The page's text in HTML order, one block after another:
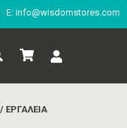
E: info@wisdomstores.com
ΕΡΓΑΛΕΙΑ